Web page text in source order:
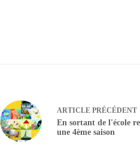
ARTICLE PRÉCÉDENT
En sortant de l'école
une 4ème saison